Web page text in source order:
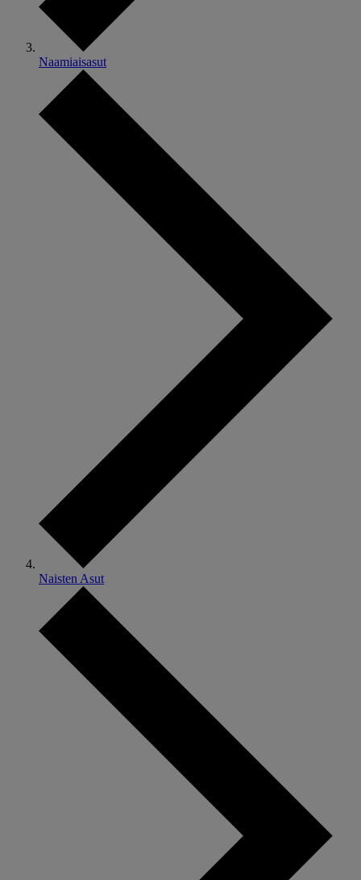
Naamiaisasut
Naisten Asut